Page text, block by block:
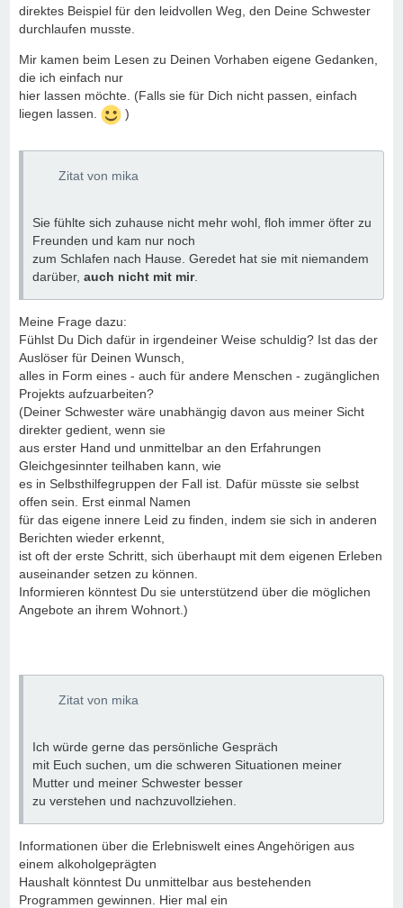
direktes Beispiel für den leidvollen Weg, den Deine Schwester
durchlaufen musste.
Mir kamen beim Lesen zu Deinen Vorhaben eigene Gedanken,
die ich einfach nur
hier lassen möchte. (Falls sie für Dich nicht passen, einfach
liegen lassen.
)
Zitat von mika
Sie fühlte sich zuhause nicht mehr wohl, floh immer öfter zu
Freunden und kam nur noch
zum Schlafen nach Hause. Geredet hat sie mit niemandem
darüber, auch nicht mit mir.
Meine Frage dazu:
Fühlst Du Dich dafür in irgendeiner Weise schuldig? Ist das der
Auslöser für Deinen Wunsch,
alles in Form eines - auch für andere Menschen - zugänglichen
Projekts aufzuarbeiten?
(Deiner Schwester wäre unabhängig davon aus meiner Sicht
direkter gedient, wenn sie
aus erster Hand und unmittelbar an den Erfahrungen
Gleichgesinnter teilhaben kann, wie
es in Selbsthilfegruppen der Fall ist. Dafür müsste sie selbst
offen sein. Erst einmal Namen
für das eigene innere Leid zu finden, indem sie sich in anderen
Berichten wieder erkennt,
ist oft der erste Schritt, sich überhaupt mit dem eigenen Erleben
auseinander setzen zu können.
Informieren könntest Du sie unterstützend über die möglichen
Angebote an ihrem Wohnort.)
Zitat von mika
Ich würde gerne das persönliche Gespräch
mit Euch suchen, um die schweren Situationen meiner
Mutter und meiner Schwester besser
zu verstehen und nachzuvollziehen.
Informationen über die Erlebniswelt eines Angehörigen aus
einem alkoholgeprägten
Haushalt könntest Du unmittelbar aus bestehenden
Programmen gewinnen. Hier mal ein